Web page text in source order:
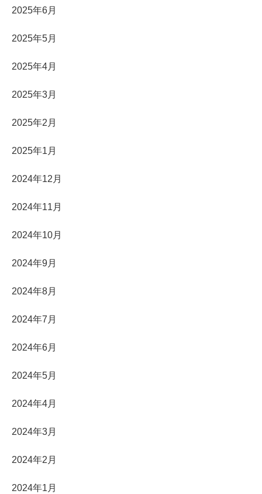
2025年6月
2025年5月
2025年4月
2025年3月
2025年2月
2025年1月
2024年12月
2024年11月
2024年10月
2024年9月
2024年8月
2024年7月
2024年6月
2024年5月
2024年4月
2024年3月
2024年2月
2024年1月